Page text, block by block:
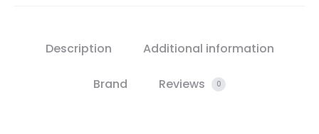
Description Additional information
Brand Reviews 0